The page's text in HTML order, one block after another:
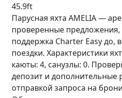
45.9ft
Парусная яхта AMELIA —
проверенные
поддержка Charter Easy до,
поездки. Характеристики
каюты: 4, санузлы: 0.
депозит и дополнительные
отправкой запроса на